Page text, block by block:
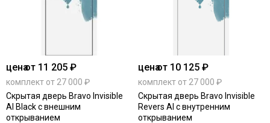
ценаот 11 205 ₽
комплект от 27 000 ₽
Скрытая дверь Bravo Invisible
Al Black с внешним
открыванием
ценаот 10 125 ₽
комплект от 27 000 ₽
Скрытая дверь Bravo Invisible
Revers Al с внутренним
открыванием